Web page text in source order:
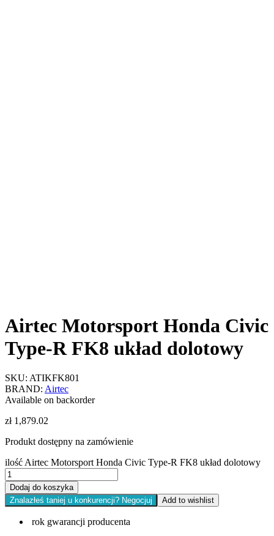
Airtec Motorsport Honda Civic
Type-R FK8 układ dolotowy
SKU: ATIKFK801
BRAND: Airtec
Available on backorder
zł1,879.02
Produkt dostępny na zamówienie
ilość Airtec Motorsport Honda Civic Type-R FK8 układ dolotowy
Dodaj do koszyka
Znalazłeś taniej u konkurencji? Negocjuj
Add to wishlist
rok gwarancji producenta